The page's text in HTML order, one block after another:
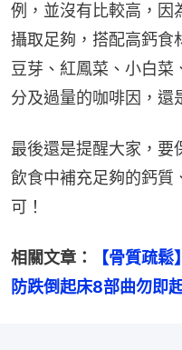
例，並沒有比較高，因
攝取足夠，搭配高鈣食
豆芽、紅鳳菜、小白菜
分及過量的咖啡因，還
最後還是提醒大家，要
飲食中補充足夠的鈣質
可！
相關文章：
【骨質疏
防跌倒起床8部曲勿即